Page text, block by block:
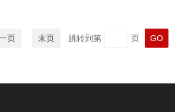
页 末页 跳转到第 页